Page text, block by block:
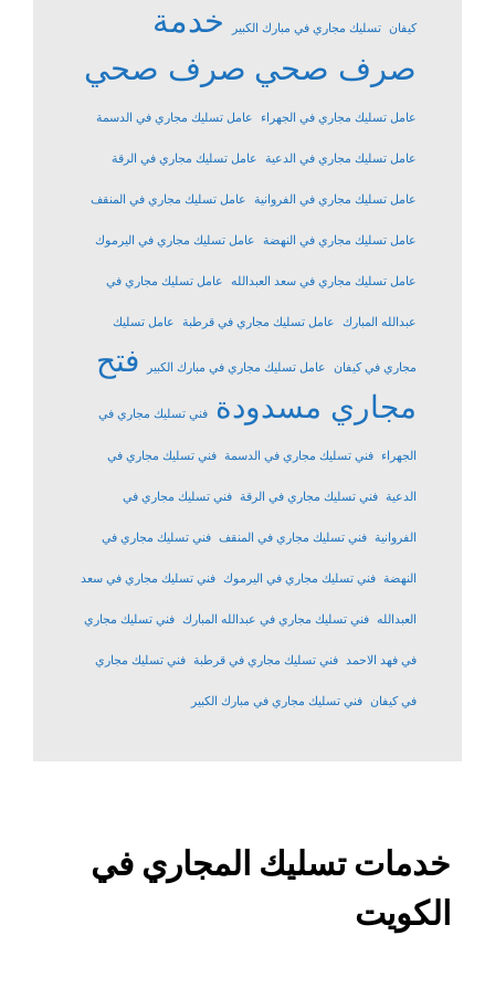
كيفان تسليك مجاري في مبارك الكبير
خدمة
صرف صحي صرف صحي
عامل تسليك مجاري في الجهراء عامل تسليك مجاري في الدسمة
عامل تسليك مجاري في الدعية عامل تسليك مجاري في الرقة
عامل تسليك مجاري في الفروانية عامل تسليك مجاري في المنقف
عامل تسليك مجاري في النهضة عامل تسليك مجاري في اليرموك
عامل تسليك مجاري في سعد العبدالله عامل تسليك مجاري في
عبدالله المبارك عامل تسليك مجاري في قرطبة عامل تسليك
مجاري في كيفان عامل تسليك مجاري في مبارك الكبير
فتح
مجاري مسدودة
فني تسليك مجاري في
الجهراء فني تسليك مجاري في الدسمة فني تسليك مجاري في
الدعية فني تسليك مجاري في الرقة فني تسليك مجاري في
الفروانية فني تسليك مجاري في المنقف فني تسليك مجاري في
النهضة فني تسليك مجاري في اليرموك فني تسليك مجاري في سعد
العبدالله فني تسليك مجاري في عبدالله المبارك فني تسليك مجاري
في فهد الاحمد فني تسليك مجاري في قرطبة فني تسليك مجاري
في كيفان فني تسليك مجاري في مبارك الكبير
خدمات تسليك المجاري في
الكويت